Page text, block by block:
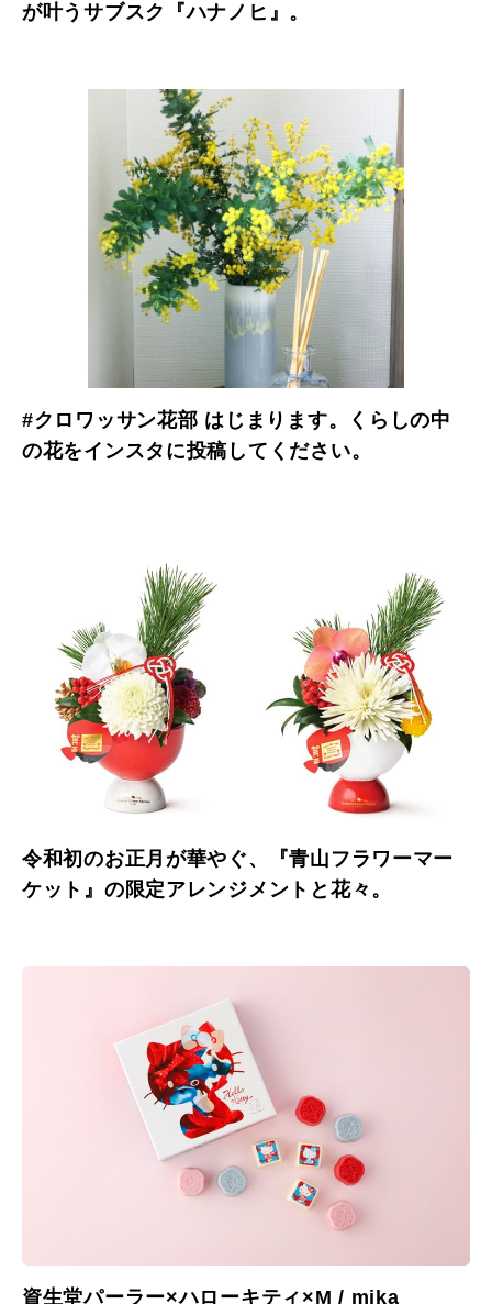
が叶うサブスク『ハナノヒ』。
#クロワッサン花部 はじまります。くらしの中
の花をインスタに投稿してください。
令和初のお正月が華やぐ、『青山フラワーマー
ケット』の限定アレンジメントと花々。
資生堂パーラー×ハローキティ×M / mika